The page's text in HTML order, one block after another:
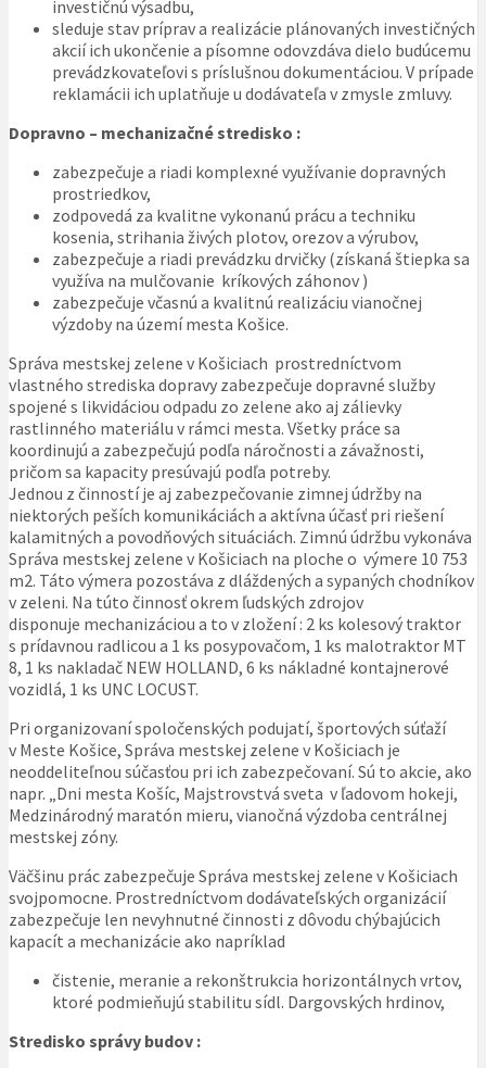
investičnú výsadbu,
sleduje stav príprav a realizácie plánovaných investičných
akcií ich ukončenie a písomne odovzdáva dielo budúcemu
prevádzkovateľovi s príslušnou dokumentáciou. V prípade
reklamácii ich uplatňuje u dodávateľa v zmysle zmluvy.
Dopravno – mechanizačné stredisko :
zabezpečuje a riadi komplexné využívanie dopravných
prostriedkov,
zodpovedá za kvalitne vykonanú prácu a techniku
kosenia, strihania živých plotov, orezov a výrubov,
zabezpečuje a riadi prevádzku drvičky (získaná štiepka sa
využíva na mulčovanie kríkových záhonov )
zabezpečuje včasnú a kvalitnú realizáciu vianočnej
výzdoby na území mesta Košice.
Správa mestskej zelene v Košiciach prostredníctvom
vlastného strediska dopravy zabezpečuje dopravné služby
spojené s likvidáciou odpadu zo zelene ako aj zálievky
rastlinného materiálu v rámci mesta. Všetky práce sa
koordinujú a zabezpečujú podľa náročnosti a závažnosti,
pričom sa kapacity presúvajú podľa potreby.
Jednou z činností je aj zabezpečovanie zimnej údržby na
niektorých peších komunikáciách a aktívna účasť pri riešení
kalamitných a povodňových situáciách. Zimnú údržbu vykonáva
Správa mestskej zelene v Košiciach na ploche o výmere 10 753
m2. Táto výmera pozostáva z dláždených a sypaných chodníkov
v zeleni. Na túto činnosť okrem ľudských zdrojov
disponuje mechanizáciou a to v zložení : 2 ks kolesový traktor
s prídavnou radlicou a 1 ks posypovačom, 1 ks malotraktor MT
8, 1 ks nakladač NEW HOLLAND, 6 ks nákladné kontajnerové
vozidlá, 1 ks UNC LOCUST.
Pri organizovaní spoločenských podujatí, športových súťaží
v Meste Košice, Správa mestskej zelene v Košiciach je
neoddeliteľnou súčasťou pri ich zabezpečovaní. Sú to akcie, ako
napr. „Dni mesta Košíc, Majstrovstvá sveta v ľadovom hokeji,
Medzinárodný maratón mieru, vianočná výzdoba centrálnej
mestskej zóny.
Väčšinu prác zabezpečuje Správa mestskej zelene v Košiciach
svojpomocne. Prostredníctvom dodávateľských organizácií
zabezpečuje len nevyhnutné činnosti z dôvodu chýbajúcich
kapacít a mechanizácie ako napríklad
čistenie, meranie a rekonštrukcia horizontálnych vrtov,
ktoré podmieňujú stabilitu sídl. Dargovských hrdinov,
Stredisko správy budov :